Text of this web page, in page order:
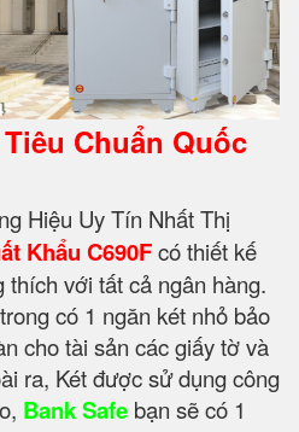
Chuẩn Quốc
Hiệu Uy Tín Nhất Thị
Khẩu C690Fcó thiết kế
với tất cả ngân hàng.
có 1 ngăn két nhỏ bảo
cho tài sản các giấy tờ và
ra, Két được sử dụng công
Bank Safe bạn sẽ có 1